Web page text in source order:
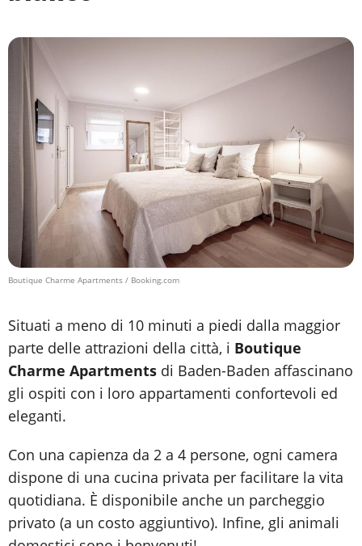
Boutique Charme Apartments / Booking.com
Situati a meno di 10 minuti a piedi dalla maggior
parte delle attrazioni della città, i Boutique
Charme Apartments di Baden-Baden affascinano
gli ospiti con i loro appartamenti confortevoli ed
eleganti.
Con una capienza da 2 a 4 persone, ogni camera
dispone di una cucina privata per facilitare la vita
quotidiana. È disponibile anche un parcheggio
privato (a un costo aggiuntivo). Infine, gli animali